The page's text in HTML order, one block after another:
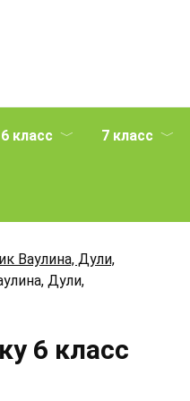
6 класс 7 класс
Ваулина, Дули,
Дули,
6 класс